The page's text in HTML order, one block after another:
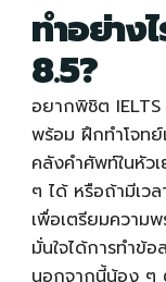
ทำอย่าง
8.5?
อยากพิชิต
พร้อม ฝึกทำโจทย์
คลังคำศัพท์ในหัว
ๆ ได้ หรือถ้ามีเวล
เพื่อเตรียมความ
มั่นใจได้การทำข้
นอกจากนี้น้อง ๆ